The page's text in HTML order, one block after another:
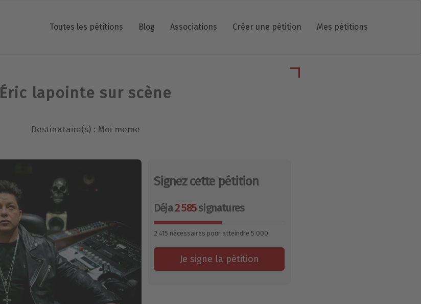
Toutes les pétitions Blog Associations Créer une pétition Mes pétitions
Éric lapointe sur scène
Destinataire(s) : Moi meme
Signez cette pétition
Déja2 585signatures
2 415 nécessaires pour atteindre 5 000
Je signe la pétition